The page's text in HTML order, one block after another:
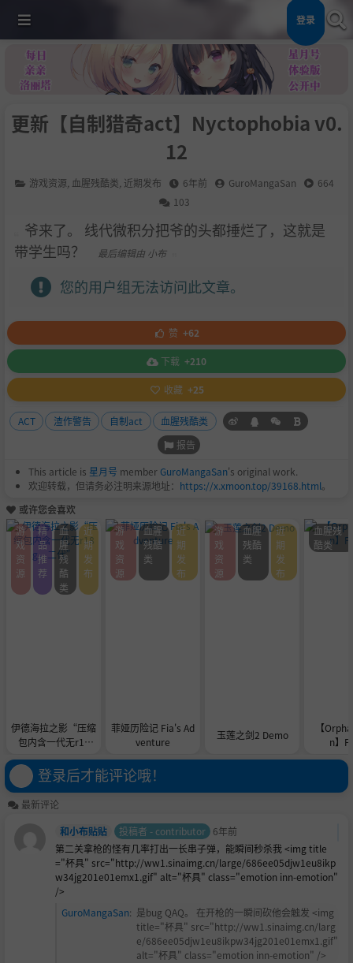
登录
更新【自制猎奇act】Nyctophobia v0.
12
游戏资源 血腥残酷类 近期发布 6年前 GuroMangaSan
664
103
爷来了。 线代微积分把爷的头都捶烂了，这就是
带学生吗？
最后编辑由 小布
您的用户组无法访问此文章。
赞 +62
下载 +210
收藏 +25
ACT 渣作警告 自制act
血腥残酷类
报告
This article is 星月号 member GuroMangaSan's original work.
欢迎转载，但请务必注明来源地址： https://x.xmoon.top/39168.html。
或许您会喜欢
伊德海拉之影“压缩
包内含一代无r18
游
戏
资
源
精
品
推
荐
血
腥
残
酷
类
近
期
发
布
菲娅历险记 Fia's Ad
venture
游
戏
资
源
血腥
残酷
类
近
期
发
布
玉莲之剑2 Demo
游
戏
资
源
血腥
残酷
类
近
期
发
布
【
n】
血腥残
酷类
登录后才能评论哦！
最新评论
和小布贴贴
投稿者 - contributor 6年前
第二关拿枪的怪有几率打出一长串子弹，能瞬间秒杀我 <img title
="杯具" src="http://ww1.sinaimg.cn/large/686ee05djw1eu8ikp
w34jg201e01emx1.gif" alt="杯具" class="emotion inn-emotion"
/>
GuroMangaSan: 是bug QAQ。 在开枪的一瞬间砍他会触发 <img
title="杯具" src="http://ww1.sinaimg.cn/larg
e/686ee05djw1eu8ikpw34jg201e01emx1.gif"
alt="杯具" class="emotion inn-emotion" />